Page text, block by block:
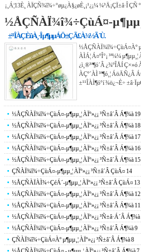
¡¸Á¦13È¸ ÀÏÇÑ¾î¾÷°øµ¿À§¿øÈ¸¡¹¿¡¼­ ¼³Ä¡ÇÏ±â·Î ÇÑ
½ÅÇÑÀÏ¾î¾÷ÇùÁ¤-
±¹¹ÎÀÇ ÈûÀ¸·Î µ¶µµÁÖ±Ç Ã£À¾½Ã´Ù.
½ÅÇÑÀÏ¾î¾÷ÇùÁ¤Àº
ÀÌÁ¦ Á¤ºÎ°¡ ³ª¼­¼­
¿ì¸®³ª¶ó´Â ¿¾ºÎÅÍ Ç×»ó
ÀÇº´ÀÌ ³ª¶ó¸¦ ÁöÄÑ¿Â
±¹¹ÎÀÌ¶ó°í ¾ö¿¬È÷
½ÅÇÑÀÏ¾î¾÷ÇùÁ¤-µ¶µµ¸¦ ÀÏº»¿¡ ³Ñ±â´Â Á¶¾à 19
½ÅÇÑÀÏ¾î¾÷ÇùÁ¤-µ¶µµ¸¦ ÀÏº»¿¡ ³Ñ±â´Â Á¶¾à 18
½ÅÇÑÀÏ¾î¾÷ÇùÁ¤-µ¶µµ¸¦ ÀÏº»¿¡ ³Ñ±â´Â Á¶¾à 17
½ÅÇÑÀÏ¾î¾÷ÇùÁ¤-µ¶µµ¸¦ ÀÏº»¿¡ ³Ñ±â´Â Á¶¾à 16
½ÅÇÑÀÏ¾î¾÷ÇùÁ¤-µ¶µµ¸¦ ÀÏº»¿¡ ³Ñ±â´Â Á¶¾à 15
ÇÑÀÏ¾î¾÷ÇùÁ¤-µ¶µµ¸¦ ÀÏº»¿¡ ³Ñ±â´Â ÇùÁ¤ 14
½ÅÇÑÀÏÀÌ¾÷ÇéÁ´-µ¶µµ¸¦ ÀÏº»¿¡ ³Ñ±â´Â ÇùÁ¤ 13
½ÅÇÑÀÏ¾î¾÷ÇùÁ¤-µ¶µµ¸¦ ÀÏº»¿¡ ³Ñ±â´Â Á¶¾à 12
½ÅÇÑÀÏ¾î¾÷ÇùÁ¤-µ¶µµ¸¦ ÀÏº»¿¡ ³Ñ±â´Â Á¶¾à 11
½ÅÇÑÀÏ¾î¾÷ÇùÁ¤-µ¶µµ¸¦ ÀÏº»¿¡ ³Ñ±â·Á´Â Á¶¾à
½ÅÇÑÀÏ¾î¾÷ÇùÁ¤-µ¶µµ¸¦ ÀÏº»¿¡ ³Ñ±â´Â Á¶¾à 9
ÇÑÀÏ¾î¾÷ÇùÁ¤Àº µ¶µµ¸¦ ÀÏº»¿¡ ³Ñ±â´Â Á¶¾à 8